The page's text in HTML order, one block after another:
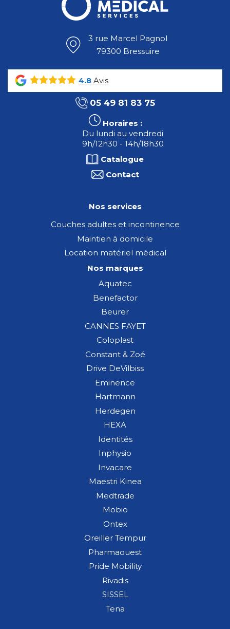
3 rue Marcel Pagnol
79300 Bressuire
4.8Avis
05 49 81 83 75
Horaires :
Du lundi au vendredi
9h/12h30 - 14h/18h30
Catalogue
Contact
Nos services
Couches adultes et incontinence
Maintien à domicile
Location matériel médical
Nos marques
Aquatec
Benefactor
Beurer
CANNES FAYET
Coloplast
Constant & Zoé
Drive DeVilbiss
Eminence
Hartmann
Herdegen
HEXA
Identités
Inphysio
Invacare
Maestri Kinea
Medtrade
Mobio
Ontex
Oreiller Tempur
Pharmaouest
Pride Mobility
Rivadis
SISSEL
Tena